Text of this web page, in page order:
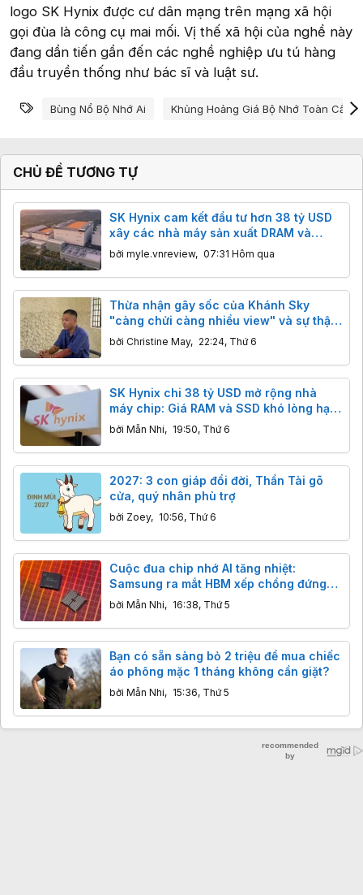
logo SK Hynix được cư dân mạng trên mạng xã hội
gọi đùa là công cụ mai mối. Vị thế xã hội của nghề này
đang dần tiến gần đến các nghề nghiệp ưu tú hàng
đầu truyền thống như bác sĩ và luật sư.
Từ khóa
Bùng Nổ Bộ Nhớ Ai Khủng Hoảng Giá Bộ Nhớ Toàn Cầu
CHỦ ĐỀ TƯƠNG TỰ
SK Hynix cam kết đầu tư hơn 38 tỷ USD
xây các nhà máy sản xuất DRAM và
NAND mới
bởi myle.vnreview, 07:31 Hôm qua
Thừa nhận gây sốc của Khánh Sky
"càng chửi càng nhiều view" và sự thật
cần biết
bởi Christine May, 22:24, Thứ 6
SK Hynix chi 38 tỷ USD mở rộng nhà
máy chip: Giá RAM và SSD khó lòng hạ
nhiệt trước năm 2028
bởi Mẫn Nhi, 19:50, Thứ 6
2027: 3 con giáp đổi đời, Thần Tài gõ
cửa, quý nhân phù trợ
bởi Zoey, 10:56, Thứ 6
Cuộc đua chip nhớ AI tăng nhiệt:
Samsung ra mắt HBM xếp chồng đứng
và NAND 400 lớp
bởi Mẫn Nhi, 16:38, Thứ 5
Bạn có sẵn sàng bỏ 2 triệu để mua chiếc
áo phông mặc 1 tháng không cần giặt?
bởi Mẫn Nhi, 15:36, Thứ 5